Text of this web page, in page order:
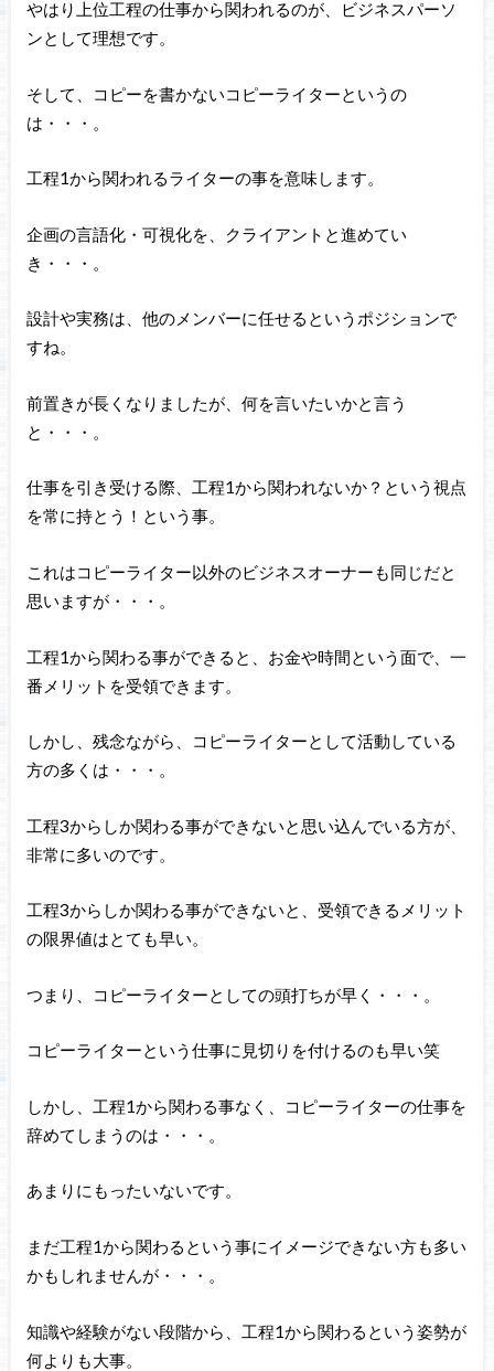
やはり上位工程の仕事から関われるのが、ビジネスパーソ
ンとして理想です。
そして、コピーを書かないコピーライターというの
は・・・。
工程1から関われるライターの事を意味します。
企画の言語化・可視化を、クライアントと進めてい
き・・・。
設計や実務は、他のメンバーに任せるというポジションで
すね。
前置きが長くなりましたが、何を言いたいかと言う
と・・・。
仕事を引き受ける際、工程1から関われないか？という視点
を常に持とう！という事。
これはコピーライター以外のビジネスオーナーも同じだと
思いますが・・・。
工程1から関わる事ができると、お金や時間という面で、一
番メリットを受領できます。
しかし、残念ながら、コピーライターとして活動している
方の多くは・・・。
工程3からしか関わる事ができないと思い込んでいる方が、
非常に多いのです。
工程3からしか関わる事ができないと、受領できるメリット
の限界値はとても早い。
つまり、コピーライターとしての頭打ちが早く・・・。
コピーライターという仕事に見切りを付けるのも早い笑
しかし、工程1から関わる事なく、コピーライターの仕事を
辞めてしまうのは・・・。
あまりにもったいないです。
まだ工程1から関わるという事にイメージできない方も多い
かもしれませんが・・・。
知識や経験がない段階から、工程1から関わるという姿勢が
何よりも大事。